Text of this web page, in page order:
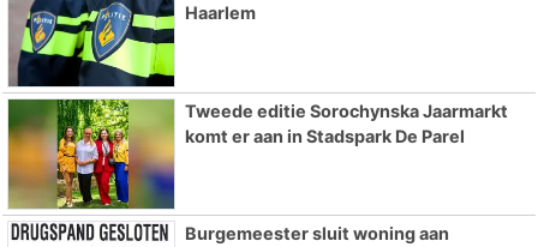
Haarlem
Tweede editie Sorochynska Jaarmarkt
komt er aan in Stadspark De Parel
Burgemeester sluit woning aan